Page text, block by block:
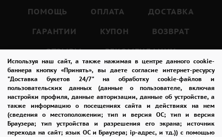
Используя наш сайт, а также нажимая в центре данного cookie-
баннера кнопку «Принять», вы даете согласие интернет-ресурсу
"Доставка букетов 24/7" на обработку cookie-файлов и
пользовательских данных (данные о пользователе, включая
настройки профиля, данные авторизации, данные об устройстве, а
также информацию о посещениях сайта и действиях на нем
(сведения о местоположении; тип и версия ОС; тип и версия
Браузера; тип устройства и разрешения его экрана; источник
перехода на сайт; язык ОС и Браузера; ip-адрес, и тд.)) с помощью
ПОМОЩЬ ОПЛАТА
ДОСТАВКА
ГАРАНТИИ
КУПОН
ВОЗВРАТ
ОТЗЫВЫ
РЕКОМЕНДАЦИИ
КОНТАКТЫ
8 965 242-37-47
ЗАКАЗАТЬ ЗВОНОК